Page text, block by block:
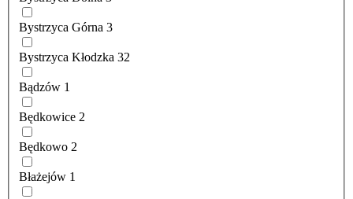
Bystrzyca Górna 3
Bystrzyca Kłodzka 32
Bądzów 1
Będkowice 2
Będkowo 2
Błażejów 1